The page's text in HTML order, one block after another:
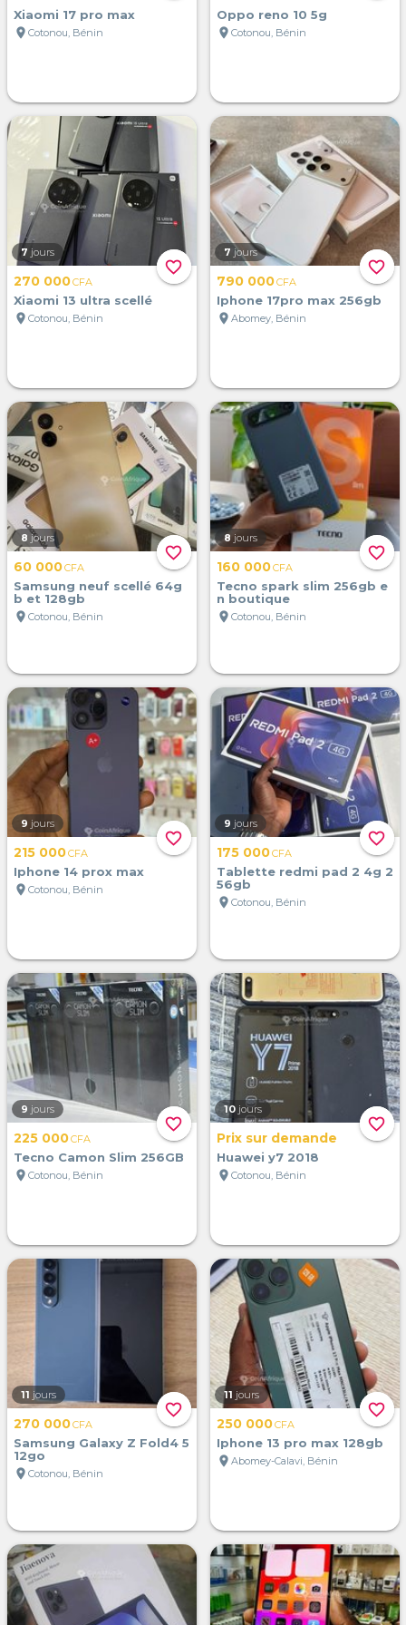
Xiaomi 17 pro max
location_on Cotonou, Bénin
Oppo reno 10 5g
location_on Cotonou, Bénin
favorite_border
7 jours
270 000CFA
Xiaomi 13 ultra scellé
location_on Cotonou, Bénin
favorite_border
7 jours
790 000CFA
Iphone 17pro max 256gb
location_on Abomey, Bénin
favorite_border
8 jours
60 000CFA
Samsung neuf scellé 64g
b et 128gb
location_on Cotonou, Bénin
favorite_border
8 jours
160 000CFA
Tecno spark slim 256gb e
n boutique
location_on Cotonou, Bénin
favorite_border
9 jours
215 000CFA
Iphone 14 prox max
location_on Cotonou, Bénin
favorite_border
9 jours
175 000CFA
Tablette redmi pad 2 4g 2
56gb
location_on Cotonou, Bénin
favorite_border
9 jours
225 000CFA
Tecno Camon Slim 256GB
location_on Cotonou, Bénin
favorite_border
10 jours
Prix sur demande
Huawei y7 2018
location_on Cotonou, Bénin
favorite_border
11 jours
270 000CFA
Samsung Galaxy Z Fold4 5
12go
location_on Cotonou, Bénin
favorite_border
11 jours
250 000CFA
Iphone 13 pro max 128gb
location_on Abomey-Calavi, Bénin